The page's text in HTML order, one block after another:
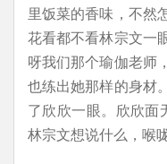
里饭菜的香味，不然
花看都不看林宗文一
呀我们那个瑜伽老师
也练出她那样的身材
了欣欣一眼。欣欣面
林宗文想说什么，喉